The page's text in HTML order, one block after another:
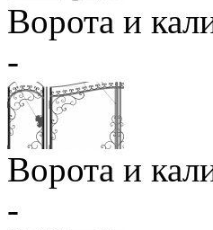
Ворота и
-
Ворота и
-